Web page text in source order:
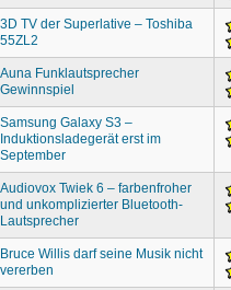
3D TV der Superlative – Toshiba
55ZL2
Auna Funklautsprecher
Gewinnspiel
Samsung Galaxy S3 –
Induktionsladegerät erst im
September
Audiovox Twiek 6 – farbenfroher
und unkomplizierter Bluetooth-
Lautsprecher
Bruce Willis darf seine Musik nicht
vererben